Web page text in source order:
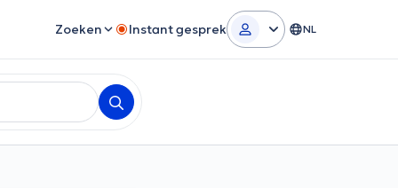
Zoeken Instant gesprek NL